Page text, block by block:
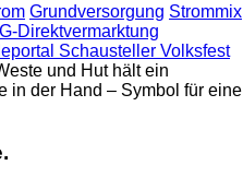
Grundversorgung Strommix
Direktvermarktung
Schausteller Volksfest